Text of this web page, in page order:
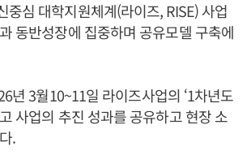
중심 대학지원체계(라이즈, RISE) 사업
동반성장에 집중하며 공유모델 구축에
년 3월10~11일 라이즈사업의 ‘1차년도
사업의 추진 성과를 공유하고 현장 소
.